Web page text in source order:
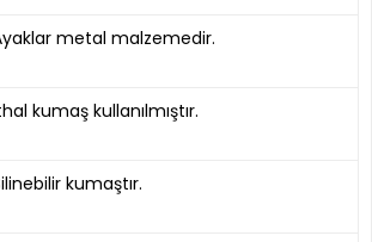
metal malzemedir.
kumaş kullanılmıştır.
kumaştır.